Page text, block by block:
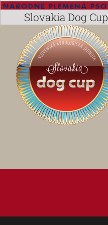
Slovakia Dog Cup